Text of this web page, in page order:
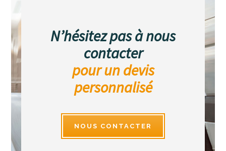
N’hésitez pas à nous
contacter
pour un devis
personnalisé
NOUS CONTACTER